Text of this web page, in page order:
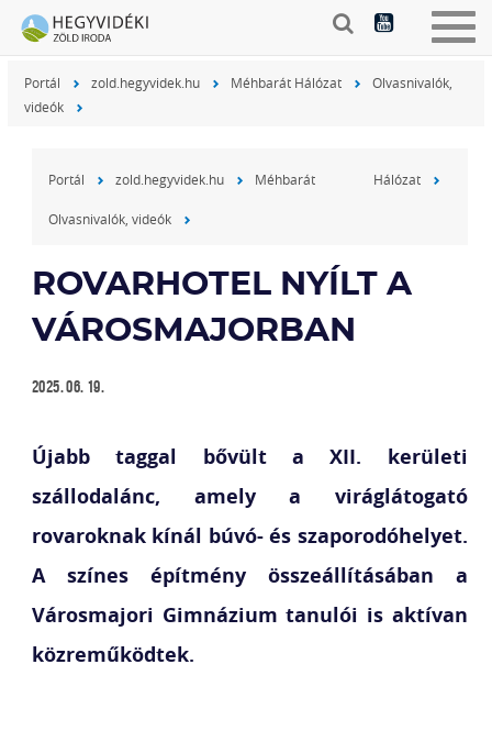
Portál zold.hegyvidek.hu Méhbarát Hálózat
Olvasnivalók,
videók
Portál zold.hegyvidek.hu Méhbarát Hálózat
Olvasnivalók, videók
ROVARHOTEL NYÍLT A
VÁROSMAJORBAN
2025. 06. 19.
Újabb taggal bővült a XII. kerületi
szállodalánc, amely a viráglátogató
rovaroknak kínál búvó- és szaporodóhelyet.
A színes építmény összeállításában a
Városmajori Gimnázium tanulói is aktívan
közreműködtek.